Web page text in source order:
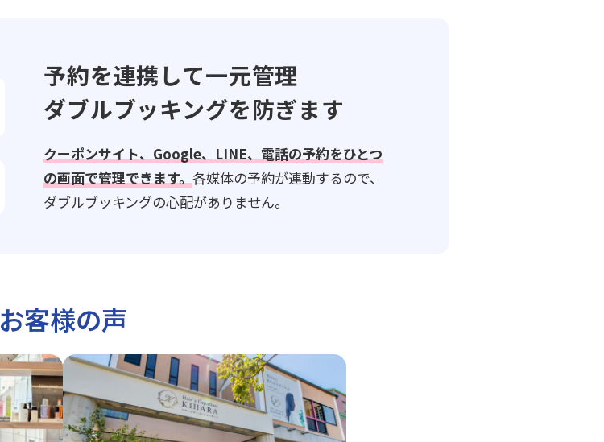
予約を連携して一元管理
ダブルブッキングを防ぎます
クーポンサイト、Google、LINE、電話の予約をひとつ
の画面で管理できます。 各媒体の予約が連動するので、
ダブルブッキングの心配がありません。
お客様の声